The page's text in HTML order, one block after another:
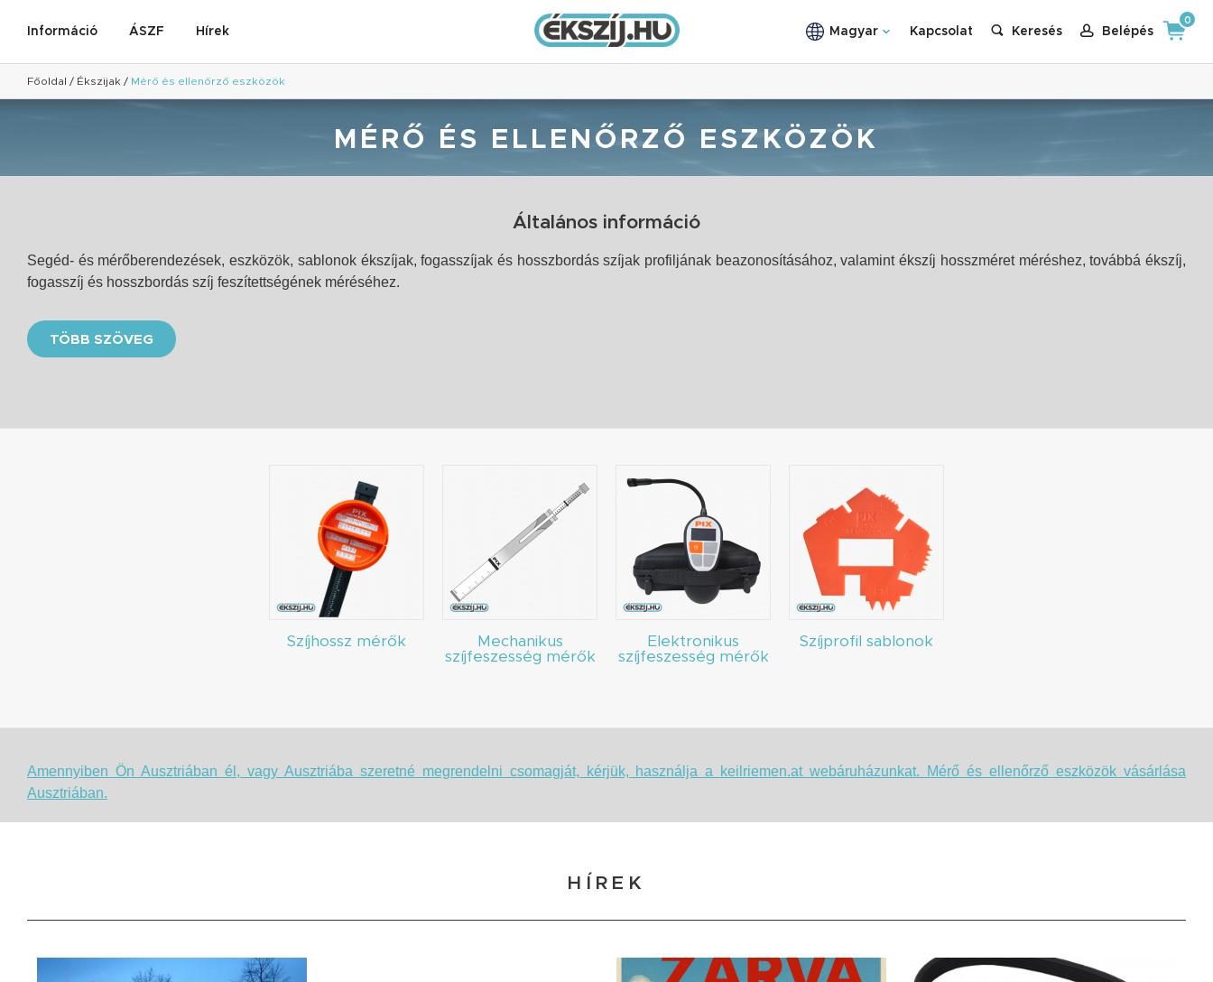
Információ ÁSZF Hírek Magyar Kapcsolat Keresés Belépés
0
Főoldal / Ékszijak / Mérő és ellenőrző eszközök
MÉRŐ ÉS ELLENŐRZŐ ESZKÖZÖK
Általános információ
Segéd- és mérőberendezések, eszközök, sablonok ékszíjak, fogasszíjak és hosszbordás szíjak profiljának beazonosításához, valamint ékszíj hosszméret méréshez, továbbá ékszíj,
fogasszíj és hosszbordás szíj feszítettségének méréséhez.
TÖBB SZÖVEG
Szíjhossz mérők
Mechanikus
szíjfeszesség mérők
Elektronikus
szíjfeszesség mérők
Szíjprofil sablonok
Amennyiben Ön Ausztriában él, vagy Ausztriába szeretné megrendelni csomagját, kérjük, használja a keilriemen.at webáruházunkat. Mérő és ellenőrző eszközök vásárlása
Ausztriában.
HÍREK